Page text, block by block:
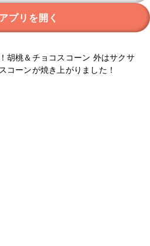
プリを開く
胡桃＆チョコスコーン 外はサクサ
コーンが焼き上がりました！